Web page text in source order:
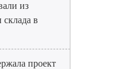
из
склада в
проект